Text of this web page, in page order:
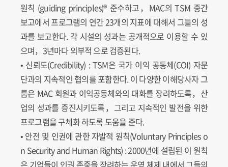
원칙 (guiding principles)® 준수하고，MAC의 TSM 중간
보고에서 프로그램의 연간 23개의 지표에 대해서 그들의 성
과를 보고한다. 각 시설의 성과는 공개적으로 이용할 수 있
으며，3년마다 외부적 으로 검증된다.
• 신뢰도(Credibility) : TSM은 국가 이익 공동체(COI) 자문
단과의 지속적인 협의를 포함한다. 이 다양한 이해당사자 그
룹은 MAC 회원과 이익공동체와의 대화를 장려하도록，산
업의 성과를 증진시키도록，그리고 지속적인 발전을 위한
프로그램을 구체화 하도록 도움을 준다.
• 안전 및 인권에 관한 자발적 원칙(Voluntary Principles o
n Security and Human Rights) : 2000년에 설립된 이 원칙
은 기업들이 인권 존중을 장려하는 운영 체제 내에서 그들의